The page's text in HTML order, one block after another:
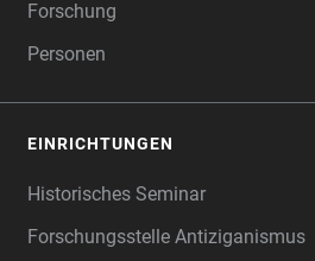
Forschung
Personen
EINRICHTUNGEN
Historisches Seminar
Forschungsstelle Antiziganismus